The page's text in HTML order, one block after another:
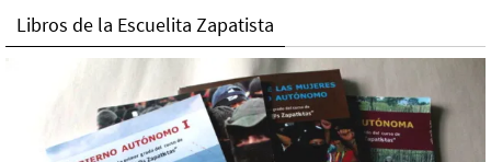
Libros de la Escuelita Zapatista